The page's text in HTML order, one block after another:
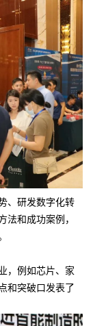
、研发数字化转
法和成功案例，
，例如芯片、家
和突破口发表了